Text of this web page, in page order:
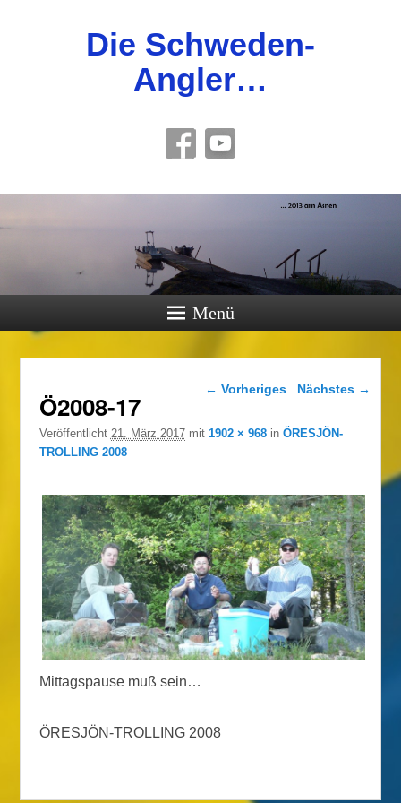
Die Schweden-
Angler…
Menü
Bilder-Navigation
← Vorheriges Nächstes →
Ö2008-17
Veröffentlicht 21. März 2017mit 1902 × 968in ÖRESJÖN-
TROLLING 2008
Mittagspause muß sein…
ÖRESJÖN-TROLLING 2008